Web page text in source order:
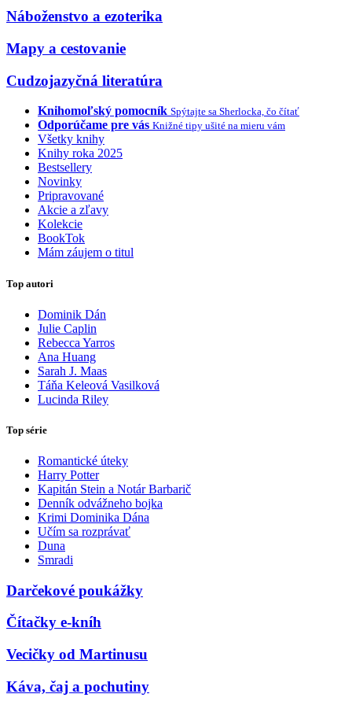
Náboženstvo a ezoterika
Mapy a cestovanie
Cudzojazyčná literatúra
Knihomoľský pomocník Spýtajte sa Sherlocka, čo čítať
Odporúčame pre vás Knižné tipy ušité na mieru vám
Všetky knihy
Knihy roka 2025
Bestsellery
Novinky
Pripravované
Akcie a zľavy
Kolekcie
BookTok
Mám záujem o titul
Top autori
Dominik Dán
Julie Caplin
Rebecca Yarros
Ana Huang
Sarah J. Maas
Táňa Keleová Vasilková
Lucinda Riley
Top série
Romantické úteky
Harry Potter
Kapitán Stein a Notár Barbarič
Denník odvážneho bojka
Krimi Dominika Dána
Učím sa rozprávať
Duna
Smradi
Darčekové poukážky
Čítačky e-kníh
Vecičky od Martinusu
Káva, čaj a pochutiny